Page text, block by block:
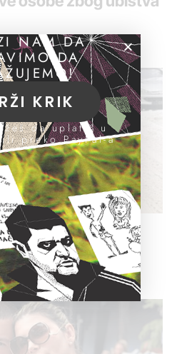
u ubistvu
optužbi
NAM DA
DA
KRIK
da uplatiš u
preko PayPal-a